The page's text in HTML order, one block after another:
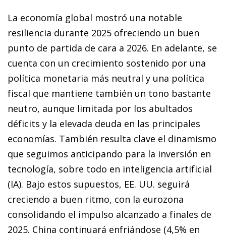
La economía global mostró una notable
resiliencia durante 2025 ofreciendo un buen
punto de partida de cara a 2026. En adelante, se
cuenta con un crecimiento sostenido por una
política monetaria más neutral y una política
fiscal que mantiene también un tono bastante
neutro, aunque limitada por los abultados
déficits y la elevada deuda en las principales
economías. También resulta clave el dinamismo
que seguimos anticipando para la inversión en
tecnología, sobre todo en inteligencia artificial
(IA). Bajo estos supuestos, EE. UU. seguirá
creciendo a buen ritmo, con la eurozona
consolidando el impulso alcanzado a finales de
2025. China continuará enfriándose (4,5% en